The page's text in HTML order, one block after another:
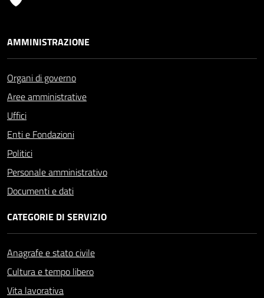
AMMINISTRAZIONE
Organi di governo
Aree amministrative
Uffici
Enti e Fondazioni
Politici
Personale amministrativo
Documenti e dati
CATEGORIE DI SERVIZIO
Anagrafe e stato civile
Cultura e tempo libero
Vita lavorativa